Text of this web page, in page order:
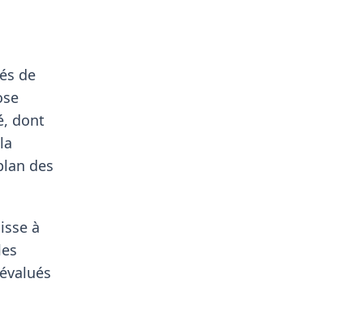
de
dont
des
à